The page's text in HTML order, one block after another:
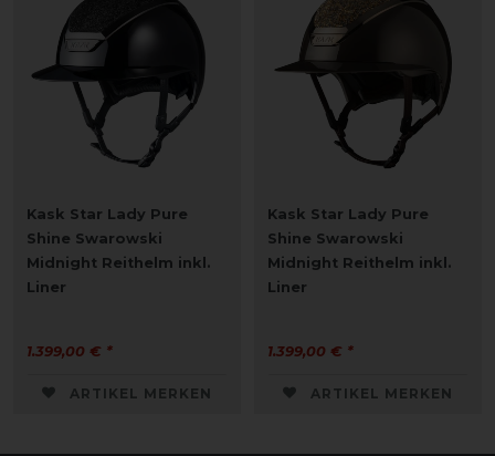
Kask Star Lady Pure
Shine Swarowski
Midnight Reithelm inkl.
Liner
1.399,00 € *
ARTIKEL MERKEN
Kask Star Lady Pure
Shine Swarowski
Midnight Reithelm inkl.
Liner
1.399,00 € *
ARTIKEL MERKEN